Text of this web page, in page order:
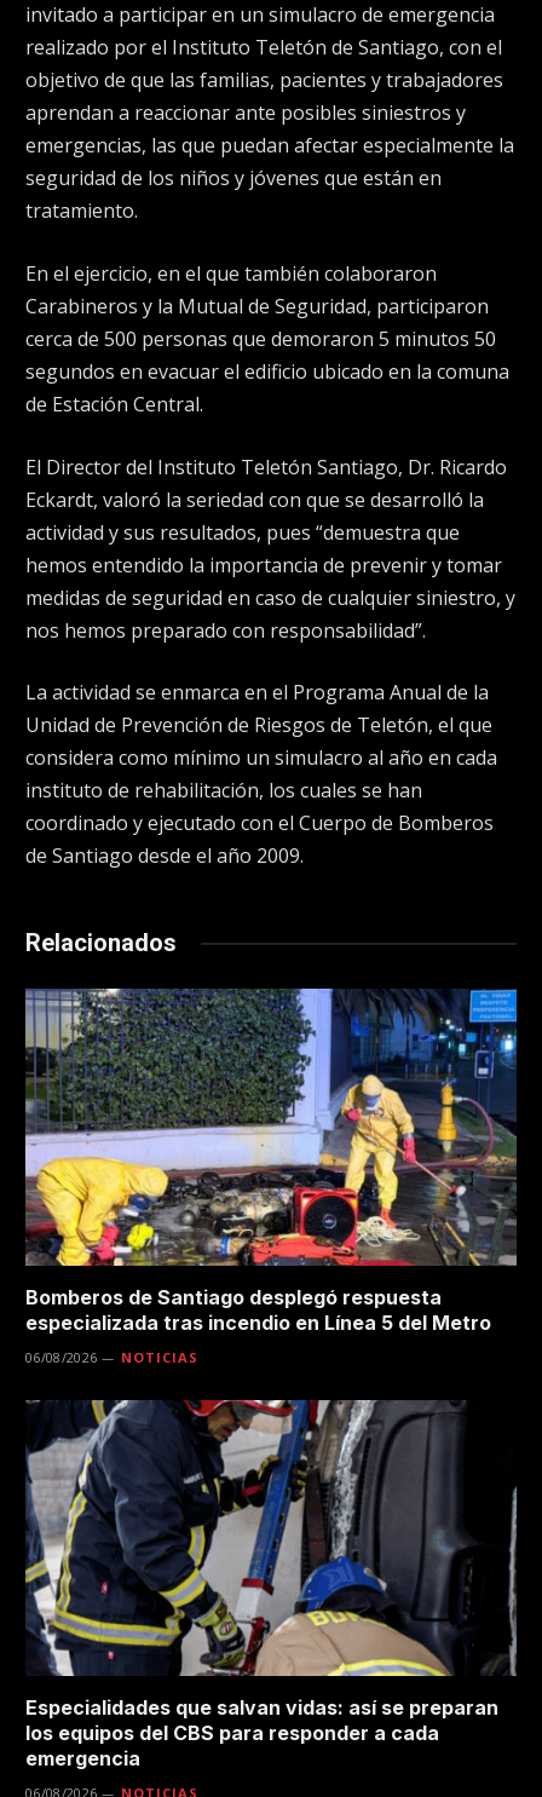
invitado a participar en un simulacro de emergencia
realizado por el Instituto Teletón de Santiago, con el
objetivo de que las familias, pacientes y trabajadores
aprendan a reaccionar ante posibles siniestros y
emergencias, las que puedan afectar especialmente la
seguridad de los niños y jóvenes que están en
tratamiento.
En el ejercicio, en el que también colaboraron
Carabineros y la Mutual de Seguridad, participaron
cerca de 500 personas que demoraron 5 minutos 50
segundos en evacuar el edificio ubicado en la comuna
de Estación Central.
El Director del Instituto Teletón Santiago, Dr. Ricardo
Eckardt, valoró la seriedad con que se desarrolló la
actividad y sus resultados, pues “demuestra que
hemos entendido la importancia de prevenir y tomar
medidas de seguridad en caso de cualquier siniestro, y
nos hemos preparado con responsabilidad”.
La actividad se enmarca en el Programa Anual de la
Unidad de Prevención de Riesgos de Teletón, el que
considera como mínimo un simulacro al año en cada
instituto de rehabilitación, los cuales se han
coordinado y ejecutado con el Cuerpo de Bomberos
de Santiago desde el año 2009.
Relacionados
Bomberos de Santiago desplegó respuesta
especializada tras incendio en Línea 5 del Metro
06/08/2026 NOTICIAS
Especialidades que salvan vidas: así se preparan
los equipos del CBS para responder a cada
emergencia
06/08/2026 NOTICIAS